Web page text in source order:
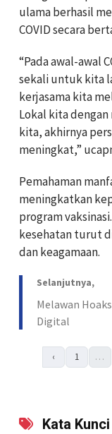
ulama berhasil
COVID secara
“Pada awal-awal
sekali untuk kita
kerjasama kita
Lokal kita
kita, akhirnya
meningkat,”
Pemahaman
meningkatkan
program
kesehatan turut
dan keagamaan.
Selanjutnya,
Melawan
Digital
‹ 1 …
Kata